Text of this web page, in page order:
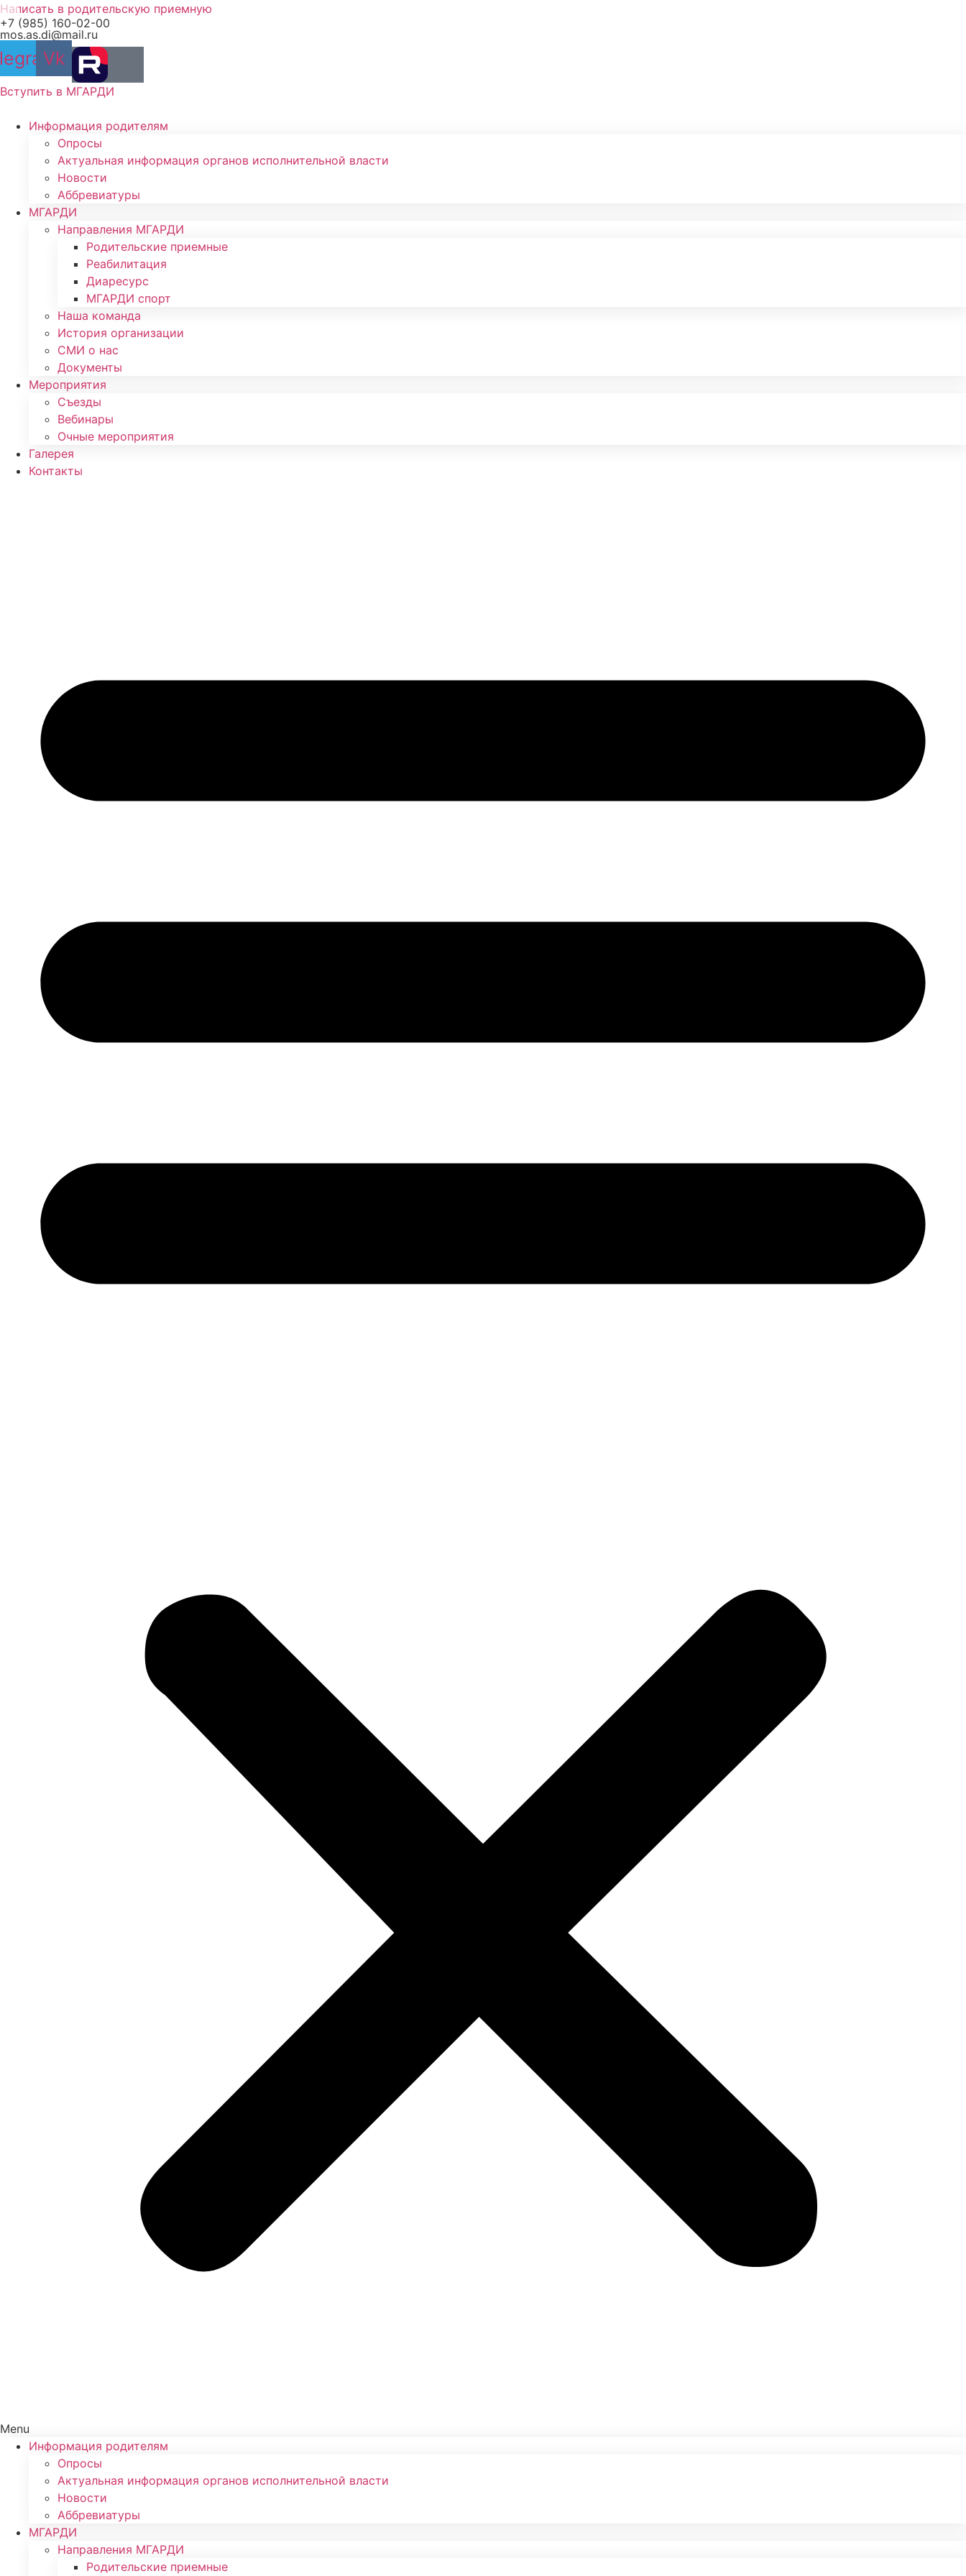
Перейти
к
содержимому
Написать в родительскую приемную
+7 (985) 160-02-00
mos.as.di@mail.ru
Vk
Вступить в МГАРДИ
Информация родителям
Опросы
Актуальная информация органов исполнительной власти
Новости
Аббревиатуры
МГАРДИ
Направления МГАРДИ
Родительские приемные
Реабилитация
Диаресурс
МГАРДИ спорт
Наша команда
История организации
СМИ о нас
Документы
Мероприятия
Съезды
Вебинары
Очные мероприятия
Галерея
Контакты
Menu
Информация родителям
Опросы
Актуальная информация органов исполнительной власти
Новости
Аббревиатуры
МГАРДИ
Направления МГАРДИ
Родительские приемные